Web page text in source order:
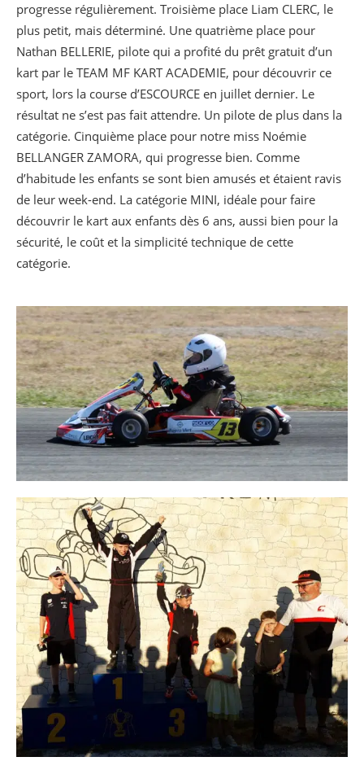
progresse régulièrement. Troisième place Liam CLERC, le
plus petit, mais déterminé. Une quatrième place pour
Nathan BELLERIE, pilote qui a profité du prêt gratuit d’un
kart par le TEAM MF KART ACADEMIE, pour découvrir ce
sport, lors la course d’ESCOURCE en juillet dernier. Le
résultat ne s’est pas fait attendre. Un pilote de plus dans la
catégorie. Cinquième place pour notre miss Noémie
BELLANGER ZAMORA, qui progresse bien. Comme
d’habitude les enfants se sont bien amusés et étaient ravis
de leur week-end. La catégorie MINI, idéale pour faire
découvrir le kart aux enfants dès 6 ans, aussi bien pour la
sécurité, le coût et la simplicité technique de cette
catégorie.